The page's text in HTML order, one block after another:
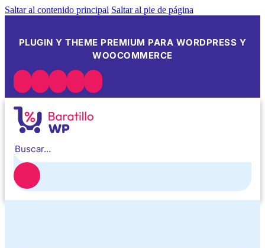
Saltar al contenido principal Saltar al pie de página
PLUGIN Y THEME PREMIUM PARA WORDPRESS Y
WOOCOMMERCE